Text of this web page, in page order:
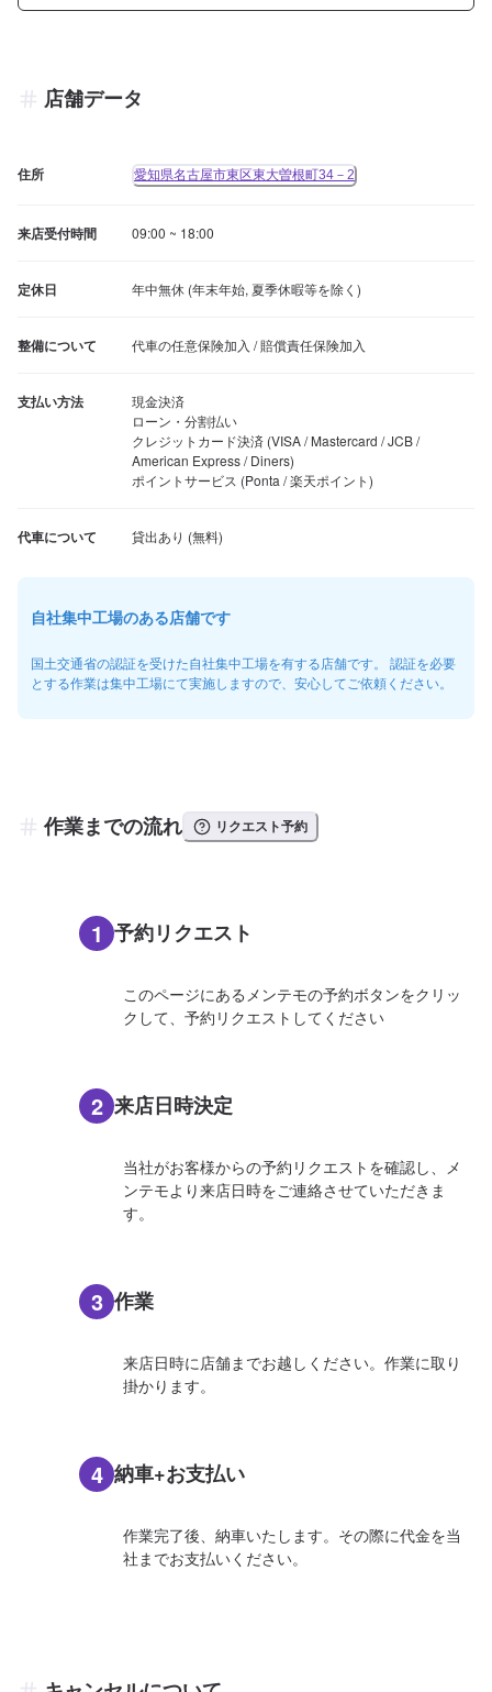
店舗データ
住所 愛知県名古屋市東区東大曽根町34－2
来店受付時間 09:00 ~ 18:00
定休日 年中無休 (年末年始, 夏季休暇等を除く)
整備について 代車の任意保険加入 / 賠償責任保険加入
支払い方法
現金決済
ローン・分割払い
クレジットカード決済 (VISA / Mastercard / JCB /
American Express / Diners)
ポイントサービス (Ponta / 楽天ポイント)
代車について
自社集中工場のある店舗です
国土交通省の認証を受けた自社集中工場を有する店舗です。 認証を必要
とする作業は集中工場にて実施しますので、安心してご依頼ください。
作業までの流れ リクエスト予約
1 予約リクエスト
このページにあるメンテモの予約ボタンをクリッ
クして、予約リクエストしてください
2 来店日時決定
当社がお客様からの予約リクエストを確認し、メ
ンテモより来店日時をご連絡させていただきま
す。
3 作業
来店日時に店舗までお越しください。作業に取り
掛かります。
4 納車+お支払い
作業完了後、納車いたします。その際に代金を当
社までお支払いください。